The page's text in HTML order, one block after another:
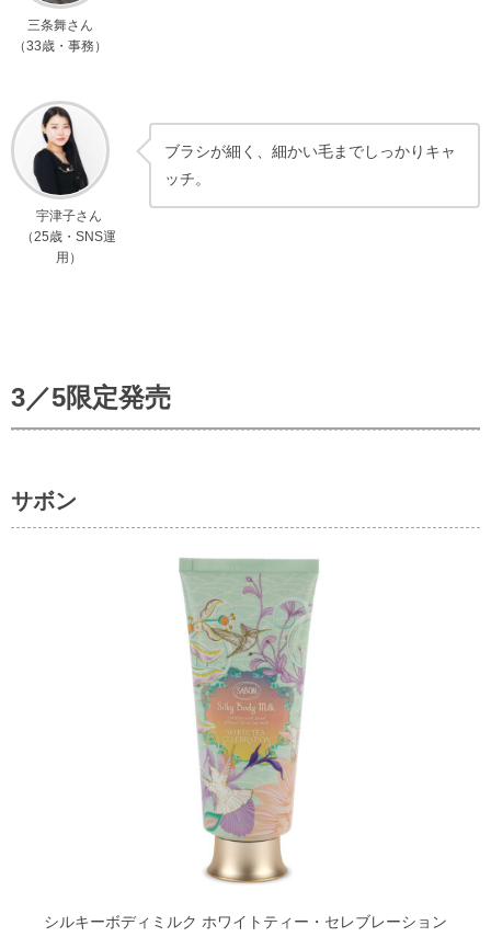
三条舞さん
（33歳・事務）
宇津子さん
（25歳・SNS運
用）
ブラシが細く、細かい毛までしっかりキャ
ッチ。
3／5限定発売
サボン
シルキーボディミルク ホワイトティー・セレブレーション